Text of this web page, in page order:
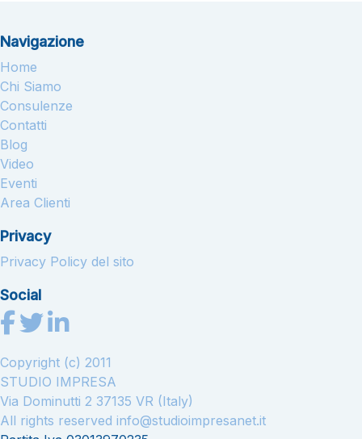
Navigazione
Home
Chi Siamo
Consulenze
Contatti
Blog
Video
Eventi
Area Clienti
Privacy
Privacy Policy del sito
Social
Copyright (c) 2011
STUDIO IMPRESA
Via Dominutti 2 37135 VR (Italy)
All rights reserved info@studioimpresanet.it